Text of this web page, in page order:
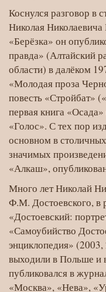
Коснулся разговор в
Николая
«Берёзка» он
правда» (Алтайский
области) в далёком
«Молодая проза
повесть «Стройбат»
первая книга
«Голос». С тех пор
основном в
значимых
«Алкаш»,
Много лет Николай
Ф.М. Достоевского, в
«Достоевский:
«Самоубийство
энциклопедия»
выходили в Польше и
публиковался в
«Москва», «Нева»,